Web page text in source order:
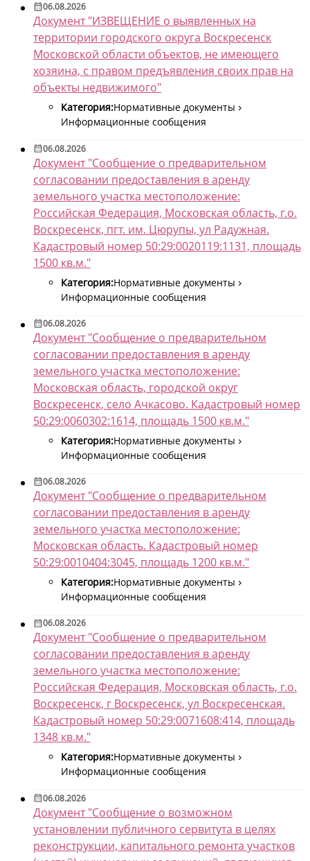
06.08.2026
Документ "ИЗВЕЩЕНИЕ о выявленных на
территории городского округа Воскресенск
Московской области объектов, не имеющего
хозяина, с правом предъявления своих прав на
объекты недвижимого"
Категория:Нормативные документы
Информационные сообщения
06.08.2026
Документ "Сообщение о предварительном
согласовании предоставления в аренду
земельного участка местоположение:
Российская Федерация, Московская область, г.о.
Воскресенск, пгт. им. Цюрупы, ул Радужная.
Кадастровый номер 50:29:0020119:1131, площадь
1500 кв.м."
Категория:Нормативные документы
Информационные сообщения
06.08.2026
Документ "Сообщение о предварительном
согласовании предоставления в аренду
земельного участка местоположение:
Московская область, городской округ
Воскресенск, село Ачкасово. Кадастровый номер
50:29:0060302:1614, площадь 1500 кв.м."
Категория:Нормативные документы
Информационные сообщения
06.08.2026
Документ "Сообщение о предварительном
согласовании предоставления в аренду
земельного участка местоположение:
Московская область. Кадастровый номер
50:29:0010404:3045, площадь 1200 кв.м."
Категория:Нормативные документы
Информационные сообщения
06.08.2026
Документ "Сообщение о предварительном
согласовании предоставления в аренду
земельного участка местоположение:
Российская Федерация, Московская область, г.о.
Воскресенск, г Воскресенск, ул Воскресенская.
Кадастровый номер 50:29:0071608:414, площадь
1348 кв.м."
Категория:Нормативные документы
Информационные сообщения
06.08.2026
Документ "Сообщение о возможном
установлении публичного сервитута в целях
реконструкции, капитального ремонта участков